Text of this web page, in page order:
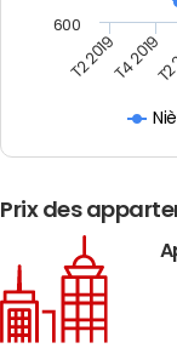
T2 2019T4 2019
600
Prix des